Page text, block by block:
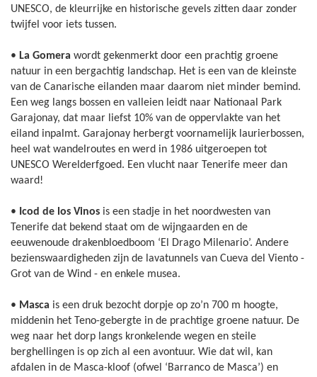
UNESCO, de kleurrijke en historische gevels zitten daar zonder
twijfel voor iets tussen.
• La Gomera wordt gekenmerkt door een prachtig groene
natuur in een bergachtig landschap. Het is een van de kleinste
van de Canarische eilanden maar daarom niet minder bemind.
Een weg langs bossen en valleien leidt naar Nationaal Park
Garajonay, dat maar liefst 10% van de oppervlakte van het
eiland inpalmt. Garajonay herbergt voornamelijk laurierbossen,
heel wat wandelroutes en werd in 1986 uitgeroepen tot
UNESCO Werelderfgoed. Een vlucht naar Tenerife meer dan
waard!
• Icod de los Vinos is een stadje in het noordwesten van
Tenerife dat bekend staat om de wijngaarden en de
eeuwenoude drakenbloedboom ‘El Drago Milenario’. Andere
bezienswaardigheden zijn de lavatunnels van Cueva del Viento -
Grot van de Wind - en enkele musea.
• Masca is een druk bezocht dorpje op zo’n 700 m hoogte,
middenin het Teno-gebergte in de prachtige groene natuur. De
weg naar het dorp langs kronkelende wegen en steile
berghellingen is op zich al een avontuur. Wie dat wil, kan
afdalen in de Masca-kloof (ofwel ‘Barranco de Masca’) en